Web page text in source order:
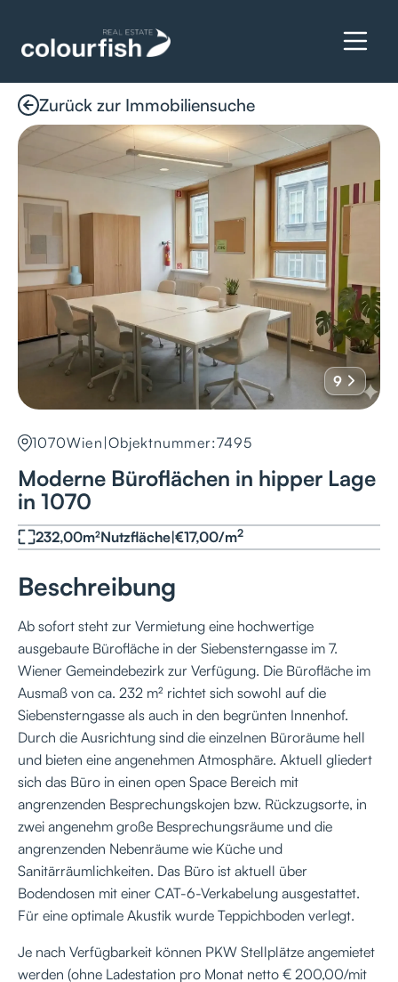
Zurück zur Immobiliensuche
9
1070Wien |Objektnummer:7495
Moderne Büroflächen in hipper Lage
in 1070
232,00m²Nutzfläche|€17,00/m2
Beschreibung
Ab sofort steht zur Vermietung eine hochwertige
ausgebaute Bürofläche in der Siebensterngasse im 7.
Wiener Gemeindebezirk zur Verfügung. Die Bürofläche im
Ausmaß von ca. 232 m² richtet sich sowohl auf die
Siebensterngasse als auch in den begrünten Innenhof.
Durch die Ausrichtung sind die einzelnen Büroräume hell
und bieten eine angenehmen Atmosphäre. Aktuell gliedert
sich das Büro in einen open Space Bereich mit
angrenzenden Besprechungskojen bzw. Rückzugsorte, in
zwei angenehm große Besprechungsräume und die
angrenzenden Nebenräume wie Küche und
Sanitärräumlichkeiten. Das Büro ist aktuell über
Bodendosen mit einer CAT-6-Verkabelung ausgestattet.
Für eine optimale Akustik wurde Teppichboden verlegt.
Je nach Verfügbarkeit können PKW Stellplätze angemietet
werden (ohne Ladestation pro Monat netto € 200,00/mit
Details anfragen